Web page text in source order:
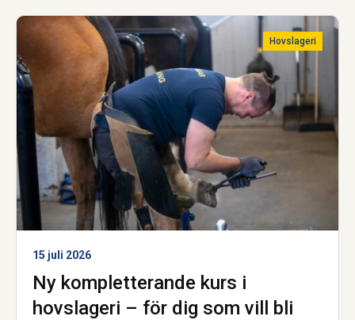
Trevlig lyssning!
Hovslageri
15 juli 2026
Ny kompletterande kurs i
hovslageri – för dig som vill bli